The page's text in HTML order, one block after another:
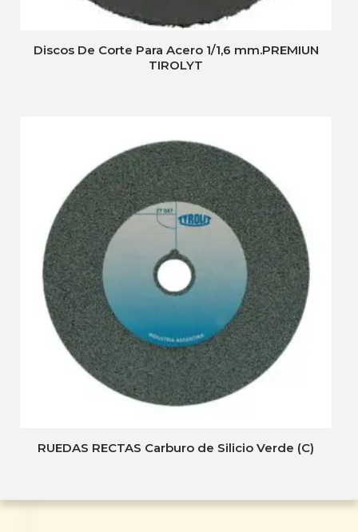
Discos De Corte Para Acero 1/1,6 mm.PREMIUN
TIROLYT
RUEDAS RECTAS Carburo de Silicio Verde (C)